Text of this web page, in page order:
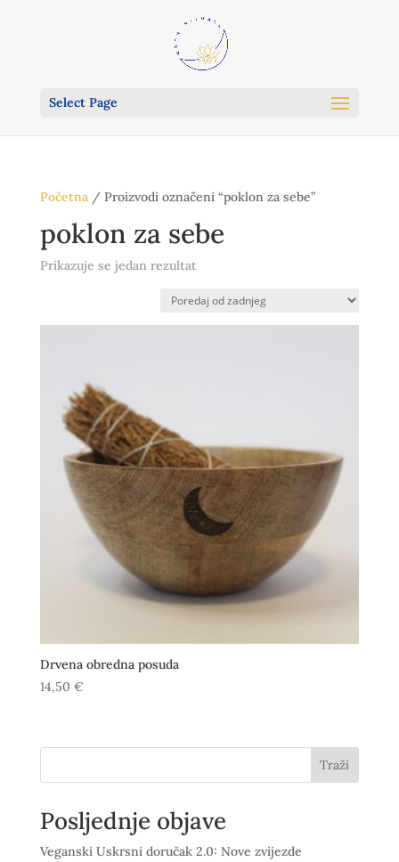
Select Page
Početna/ Proizvodi označeni “poklon za sebe”
poklon za sebe
Prikazuje se jedan rezultat
Drvena obredna posuda
14,50 €
Traži
Posljednje objave
Veganski Uskrsni doručak 2.0: Nove zvijezde